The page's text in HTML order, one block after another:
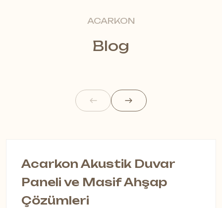
ACARKON
Blog
Acarkon Akustik Duvar
Paneli ve Masif Ahşap
Çözümleri